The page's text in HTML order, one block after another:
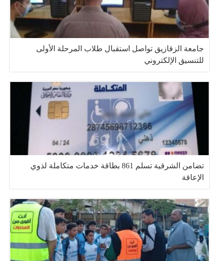
جامعة الزقازيق تواصل استقبال طلاب المرحلة الأولى
للتنسيق الإلكتروني
تضامن الشرقية تسلم 861 بطاقة خدمات متكاملة لذوي
الإعاقة